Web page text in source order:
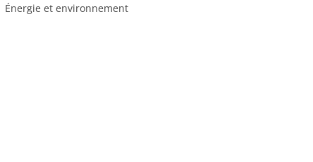
Énergie et environnement